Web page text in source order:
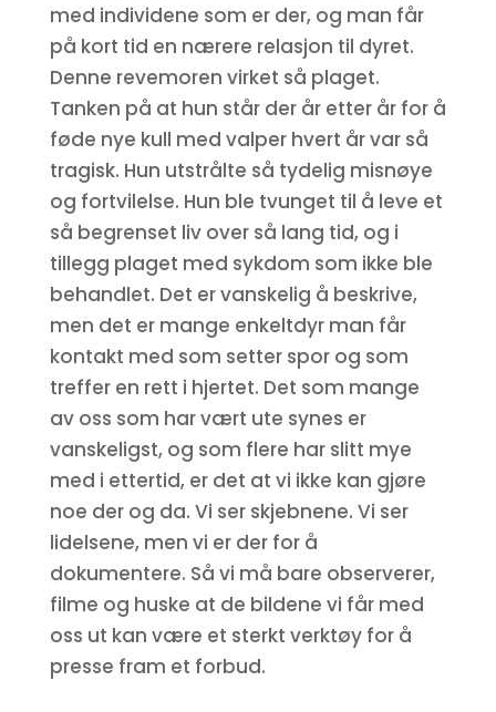
med individene som er der, og man får
på kort tid en nærere relasjon til dyret.
Denne revemoren virket så plaget.
Tanken på at hun står der år etter år for å
føde nye kull med valper hvert år var så
tragisk. Hun utstrålte så tydelig misnøye
og fortvilelse. Hun ble tvunget til å leve et
så begrenset liv over så lang tid, og i
tillegg plaget med sykdom som ikke ble
behandlet. Det er vanskelig å beskrive,
men det er mange enkeltdyr man får
kontakt med som setter spor og som
treffer en rett i hjertet. Det som mange
av oss som har vært ute synes er
vanskeligst, og som flere har slitt mye
med i ettertid, er det at vi ikke kan gjøre
noe der og da. Vi ser skjebnene. Vi ser
lidelsene, men vi er der for å
dokumentere. Så vi må bare observerer,
filme og huske at de bildene vi får med
oss ut kan være et sterkt verktøy for å
presse fram et forbud.